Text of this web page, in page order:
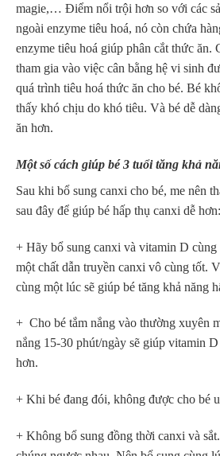
magie,… Điểm nổi trội hơn so với các
ngoài enzyme tiêu hoá, nó còn chứa
enzyme tiêu hoá giúp phân cắt thức ăn.
tham gia vào việc cân bằng hệ vi sinh
quá trình tiêu hoá thức ăn cho bé. Bé
thấy khó chịu do khó tiêu. Và bé dễ
ăn hơn.
Một số cách giúp bé 3 tuổi tăng khả
Sau khi bổ sung canxi cho bé, me nên
sau đây để giúp bé hấp thụ canxi dễ hơn:
+ Hãy bổ sung canxi và vitamin D
một chất dẫn truyền canxi vô cùng tốt.
cùng một lúc sẽ giúp bé tăng khả năng
+ Cho bé tắm nắng vào thường xuyên
nắng 15-30 phút/ngày sẽ giúp vitamin
hơn.
+ Khi bé đang đói, không được cho bé
+ Không bổ sung đồng thời canxi và